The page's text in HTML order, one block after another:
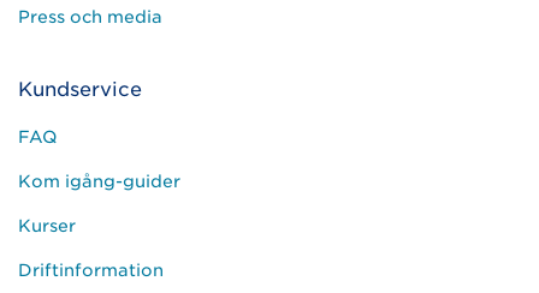
Press och media
Kundservice
FAQ
Kom igång-guider
Kurser
Driftinformation